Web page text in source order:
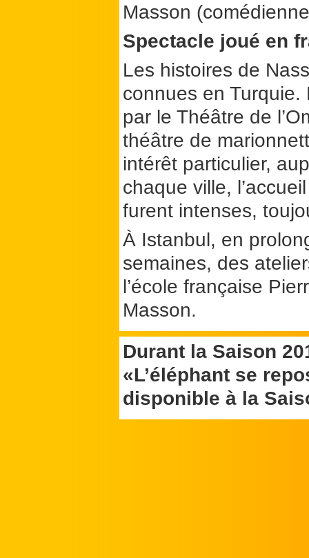
Masson
Spectacle joué en
Les histoires de
connues en Turquie.
par le Théâtre de
théâtre de
intérêt particulier,
chaque ville,
furent intenses,
À Istanbul, en
semaines, des
l’école française
Masson.
Durant la Saison
«L’éléphant se
disponible à la